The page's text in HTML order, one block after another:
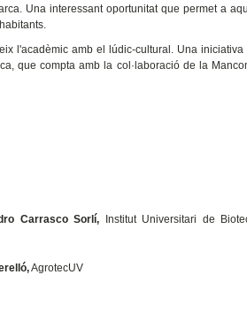
Una interessant oportunitat que permet a
l'acadèmic amb el lúdic-cultural. Una
que compta amb la col·laboració de la
Carrasco Sorlí, Institut Universitari de
AgrotecUV